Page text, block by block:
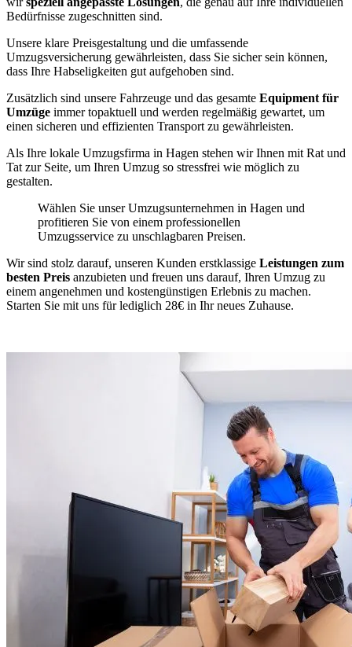
Bedürfnisse zugeschnitten sind.
Unsere klare Preisgestaltung und die umfassende
Umzugsversicherung gewährleisten, dass Sie sicher sein können,
dass Ihre Habseligkeiten gut aufgehoben sind.
Zusätzlich sind unsere Fahrzeuge und das gesamte Equipment für
Umzüge immer topaktuell und werden regelmäßig gewartet, um
einen sicheren und effizienten Transport zu gewährleisten.
Als Ihre lokale Umzugsfirma in Hagen stehen wir Ihnen mit Rat und
Tat zur Seite, um Ihren Umzug so stressfrei wie möglich zu
gestalten.
Wählen Sie unser Umzugsunternehmen in Hagen und
profitieren Sie von einem professionellen
Umzugsservice zu unschlagbaren Preisen.
Wir sind stolz darauf, unseren Kunden erstklassige Leistungen zum
besten Preis anzubieten und freuen uns darauf, Ihren Umzug zu
einem angenehmen und kostengünstigen Erlebnis zu machen.
Starten Sie mit uns für lediglich 28€ in Ihr neues Zuhause.